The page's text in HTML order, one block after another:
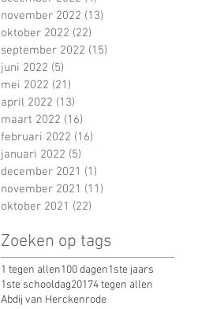
november 2022 (13)
oktober 2022 (22)
september 2022 (15)
juni 2022 (5)
mei 2022 (21)
april 2022 (13)
maart 2022 (16)
februari 2022 (16)
januari 2022 (5)
december 2021 (1)
november 2021 (11)
oktober 2021 (22)
Zoeken op tags
1 tegen allen100 dagen1ste jaars
1ste schooldag20174 tegen allen
Abdij van Herckenrode